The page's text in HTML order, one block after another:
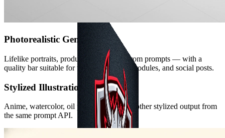
3:4
Photorealistic Generation
Lifelike portraits, products, and scenes from prompts — with a
quality bar suitable for thumbnails, hero modules, and social posts.
Stylized Illustration
Anime, watercolor, oil paint, line art, and other stylized output from
the same prompt API.